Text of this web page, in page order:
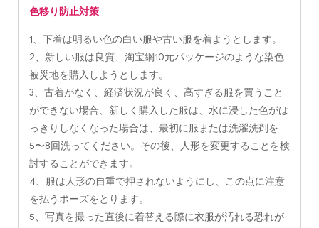
色移り防止対策
1、下着は明るい色の白い服や古い服を着ようとします。
2、新しい服は良質、淘宝網10元パッケージのような染色
被災地を購入しようとします。
3、古着がなく、経済状況が良く、高すぎる服を買うこと
ができない場合、新しく購入した服は、水に浸した色がは
っきりしなくなった場合は、最初に服または洗濯洗剤を
5〜8回洗ってください。その後、人形を変更することを検
討することができます。
4、服は人形の自重で押されないようにし、この点に注意
を払うポーズをとります。
5、写真を撮った直後に着替える際に衣服が汚れる恐れが